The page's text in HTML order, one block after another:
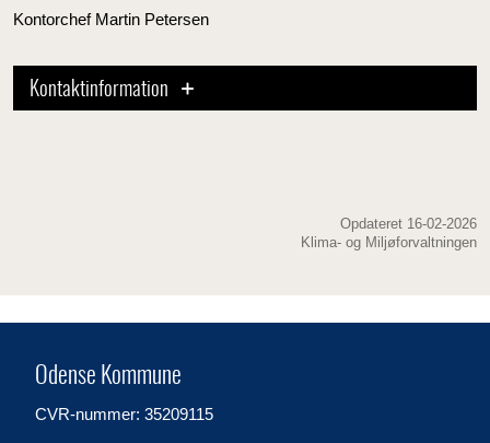
Kontorchef Martin Petersen
Kontaktinformation
Opdateret 16-02-2026
Klima- og Miljøforvaltningen
Odense Kommune
CVR-nummer: 35209115